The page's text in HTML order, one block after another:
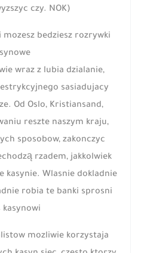
czy. NOK).
mozesz bedziesz rozrywki
wraz z lubia dzialanie,
sasiadujacy
Od Oslo, Kristiansand,
reszte naszym kraju,
sposobow, zakonczyc
rzadem, jakkolwiek
kasynie. Wlasnie dokladnie
robia te banki sprosni
mozliwie korzystaja